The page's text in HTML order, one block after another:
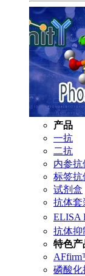
产品
一抗
二抗
内参抗
标签抗
试剂盒
抗体套
ELISA
抗体抑
特色产
磷酸化